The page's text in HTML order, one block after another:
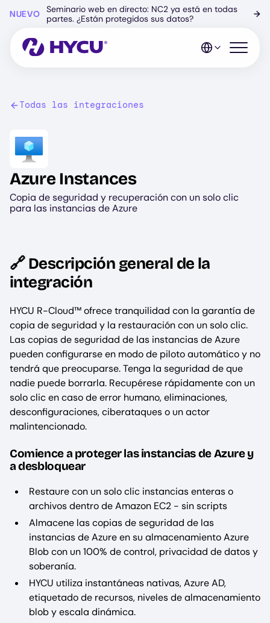
principal
NUEVO
Seminario web en directo: NC2 ya está en todas
partes. ¿Están protegidos sus datos?
→
Abrir el
Todas las integraciones
Image
Azure Instances
Copia de seguridad y recuperación con un solo clic
para las instancias de Azure
🔗 Descripción general de la
integración
HYCU R-Cloud™ ofrece tranquilidad con la garantía de
copia de seguridad y la restauración con un solo clic.
Las copias de seguridad de las instancias de Azure
pueden configurarse en modo de piloto automático y no
tendrá que preocuparse. Tenga la seguridad de que
nadie puede borrarla. Recupérese rápidamente con un
solo clic en caso de error humano, eliminaciones,
desconfiguraciones, ciberataques o un actor
malintencionado.
Comience a proteger las instancias de Azure y
a desbloquear
Restaure con un solo clic instancias enteras o
archivos dentro de Amazon EC2 - sin scripts
Almacene las copias de seguridad de las
instancias de Azure en su almacenamiento Azure
Blob con un 100% de control, privacidad de datos y
soberanía.
HYCU utiliza instantáneas nativas, Azure AD,
etiquetado de recursos, niveles de almacenamiento
blob y escala dinámica.